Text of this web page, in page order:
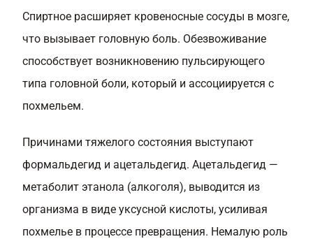
Спиртное расширяет кровеносные сосуды в мозге,
что вызывает головную боль. Обезвоживание
способствует возникновению пульсирующего
типа головной боли, который и ассоциируется с
похмельем.
Причинами тяжелого состояния выступают
формальдегид и ацетальдегид. Ацетальдегид —
метаболит этанола (алкоголя), выводится из
организма в виде уксусной кислоты, усиливая
похмелье в процессе превращения. Немалую роль